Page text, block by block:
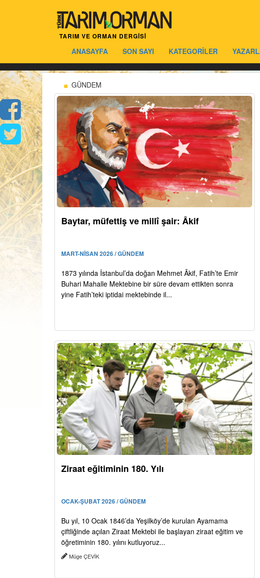
TARIM VE ORMAN DERGİSİ
ANASAYFA SON SAYI KATEGORİLER
GÜNDEM
Baytar, müfettiş ve millî şair: Âkif
MART-NİSAN 2026 / GÜNDEM
1873 yılında İstanbul’da doğan Mehmet Âkif, Fatih’te Emir
Buhari Mahalle Mektebine bir süre devam ettikten sonra
yine Fatih’teki iptidai mektebinde il...
Ziraat eğitiminin 180. Yılı
OCAK-ŞUBAT 2026 / GÜNDEM
Bu yıl, 10 Ocak 1846’da Yeşilköy’de kurulan Ayamama
çiftliğinde açılan Ziraat Mektebi ile başlayan ziraat eğitim ve
öğretiminin 180. yılını kutluyoruz...
Müge ÇEVİK